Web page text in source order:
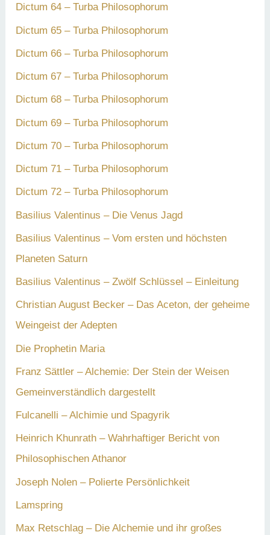
Dictum 64 – Turba Philosophorum
Dictum 65 – Turba Philosophorum
Dictum 66 – Turba Philosophorum
Dictum 67 – Turba Philosophorum
Dictum 68 – Turba Philosophorum
Dictum 69 – Turba Philosophorum
Dictum 70 – Turba Philosophorum
Dictum 71 – Turba Philosophorum
Dictum 72 – Turba Philosophorum
Basilius Valentinus – Die Venus Jagd
Basilius Valentinus – Vom ersten und höchsten
Planeten Saturn
Basilius Valentinus – Zwölf Schlüssel – Einleitung
Christian August Becker – Das Aceton, der geheime
Weingeist der Adepten
Die Prophetin Maria
Franz Sättler – Alchemie: Der Stein der Weisen
Gemeinverständlich dargestellt
Fulcanelli – Alchimie und Spagyrik
Heinrich Khunrath – Wahrhaftiger Bericht von
Philosophischen Athanor
Joseph Nolen – Polierte Persönlichkeit
Lamspring
Max Retschlag – Die Alchemie und ihr großes